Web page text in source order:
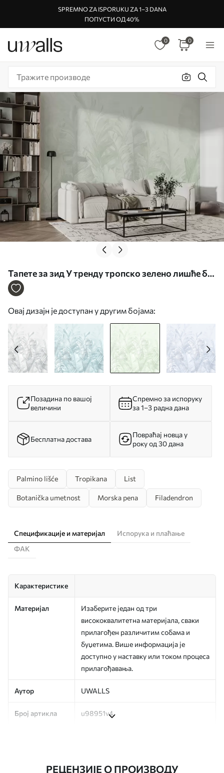
SPREMNO ZA ISPORUKU ZA 1–3 DANA
ПОПУСТИ ОД 40%
0 0
Тапете за зид У тренду тропско зелено лишће бр.
u98951v4
Овај дизајн је доступан у другим бојама:
Позадина по вашој
величини
Спремно за испоруку
за 1–3 радна дана
Бесплатна достава
Повраћај новца у
року од 30 дана
Palmino lišće Tropikana List
Botanička umetnost Morska pena Filadendron
Спецификације и материјал
Испорука и плаћање
ФАК
Карактеристике
Материјал
Изаберите један од три
висококвалитетна материјала, сваки
прилагођен различитим собама и
буџетима. Више информација је
доступно у наставку или током процеса
прилагођавања.
Аутор UWALLS
Број артикла u98951v4
РЕЦЕНЗИЈЕ О ПРОИЗВОДУ